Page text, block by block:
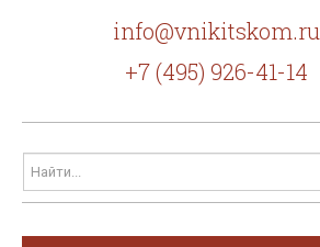
info@vnikitskom.ru
+7 (495) 926-41-14